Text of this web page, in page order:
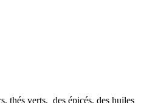
thés verts, des épicés, des huiles